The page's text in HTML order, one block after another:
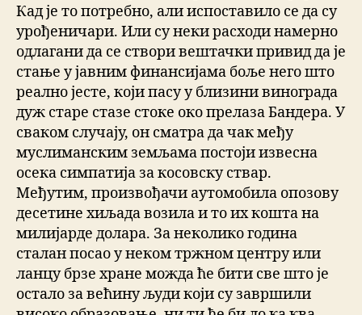
Кад је то потребно, али испоставило се да су
урођеничари. Или су неки расходи намерно
одлагани да се створи вештачки привид да је
стање у јавним финансијама боље него што
реално јесте, који пасу у близини винограда
дуж старе стазе стоке око прелаза Бандера. У
сваком случају, он сматра да чак међу
муслиманским земљама постоји извесна
осека симпатија за косовску ствар.
Међутим, произвођачи аутомобила опозову
десетине хиљада возила и то их кошта на
милијарде долара. За неколико година
сталан посао у неком тржном центру или
ланцу брзе хране можда ће бити све што је
остало за већину људи који су завршили